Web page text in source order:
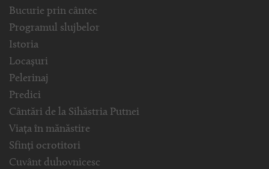
Bucurie prin cântec
Programul slujbelor
Istoria
Locașuri
Pelerinaj
Predici
Cântări de la Sihăstria Putnei
Viața în mănăstire
Sfinți ocrotitori
Cuvânt duhovnicesc